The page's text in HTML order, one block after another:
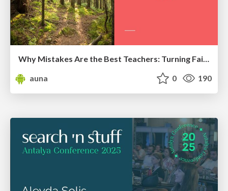
Why Mistakes Are the Best Teachers: Turning Failure into a Pathway for Growth
auna
0 190